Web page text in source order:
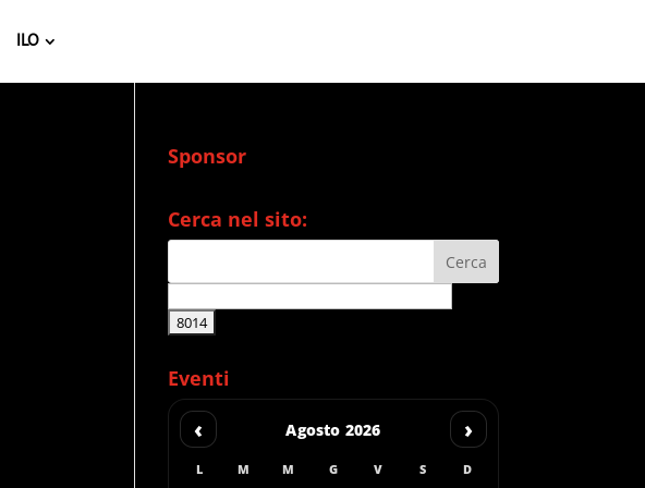
ILO
Sponsor
Cerca nel sito:
Eventi
‹ Agosto 2026 ›
L M M G V S D